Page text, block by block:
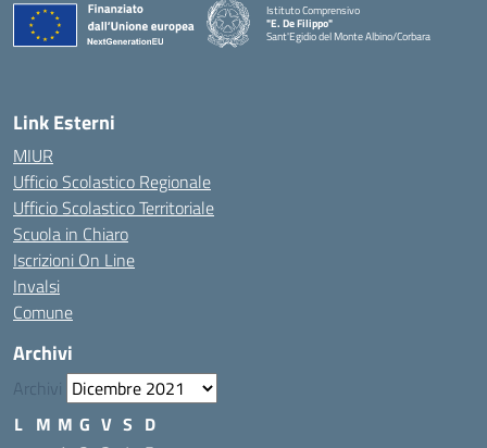
Istituto Comprensivo
"E. De Filippo"
Sant'Egidio del Monte Albino/Corbara
Link Esterni
MIUR
Ufficio Scolastico Regionale
Ufficio Scolastico Territoriale
Scuola in Chiaro
Iscrizioni On Line
Invalsi
Comune
Archivi
Archivi
L M M G V S D